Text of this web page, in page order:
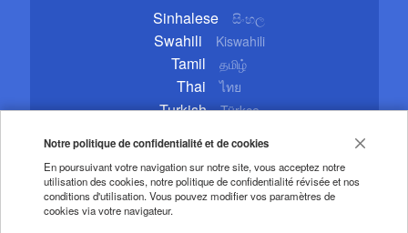
Sinhalese සිංහල
Swahili Kiswahili
Tamil தமிழ்
Thai ไทย
Turkish Türkçe
Vietnamese Tiếng Việt
Copyright © 2020 CGTN. Beijing ICP prepared NO.16065310-3
Notre politique de confidentialité et de cookies
En poursuivant votre navigation sur notre site, vous acceptez notre
utilisation des cookies, notre politique de confidentialité révisée et nos
conditions d'utilisation. Vous pouvez modifier vos paramètres de
cookies via votre navigateur.